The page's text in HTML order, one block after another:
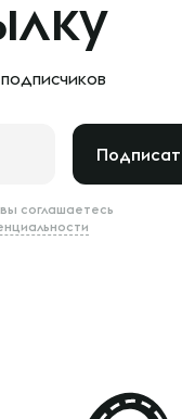
соглашаетесь